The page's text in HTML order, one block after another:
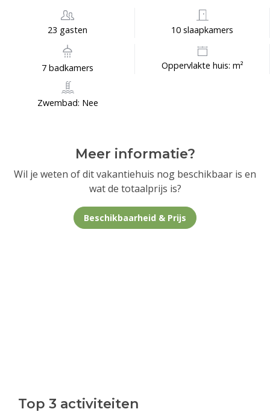
23 gasten 10 slaapkamers
7 badkamers Oppervlakte huis: m²
Zwembad: Nee
Meer informatie?
Wil je weten of dit vakantiehuis nog beschikbaar is en
wat de totaalprijs is?
Beschikbaarheid & Prijs
Top 3 activiteiten